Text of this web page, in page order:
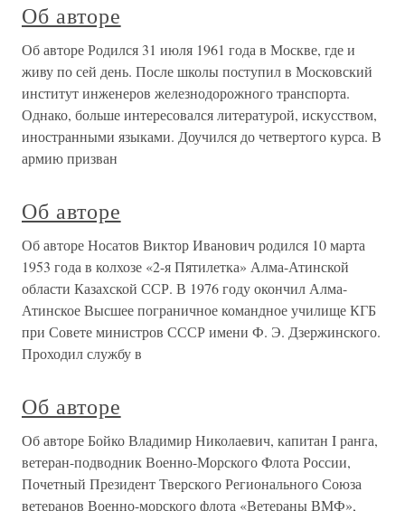
Об авторе
Об авторе Родился 31 июля 1961 года в Москве, где и
живу по сей день. После школы поступил в Московский
институт инженеров железнодорожного транспорта.
Однако, больше интересовался литературой, искусством,
иностранными языками. Доучился до четвертого курса. В
армию призван
Об авторе
Об авторе Носатов Виктор Иванович родился 10 марта
1953 года в колхозе «2-я Пятилетка» Алма-Атинской
области Казахской ССР. В 1976 году окончил Алма-
Атинское Высшее пограничное командное училище КГБ
при Совете министров СССР имени Ф. Э. Дзержинского.
Проходил службу в
Об авторе
Об авторе Бойко Владимир Николаевич, капитан I ранга,
ветеран-подводник Военно-Морского Флота России,
Почетный Президент Тверского Регионального Союза
ветеранов Военно-морского флота «Ветераны ВМФ»,